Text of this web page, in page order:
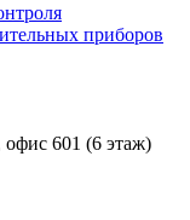
приборов
601 (6 этаж)